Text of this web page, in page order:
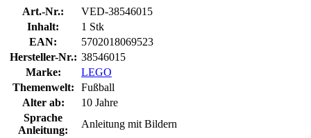
Art.-Nr.:
VED-38546015
Inhalt:
1 Stk
EAN:
5702018069523
Hersteller-Nr.: 38546015
Marke:
LEGO
Themenwelt:
Fußball
Alter ab:
10 Jahre
Sprache
Anleitung:
Anleitung mit Bildern